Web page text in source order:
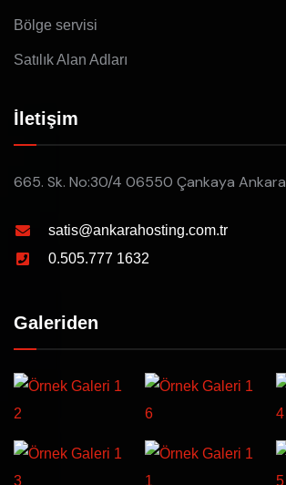
Bölge servisi
Satılık Alan Adları
İletişim
665. Sk. No:30/4 06550 Çankaya Ankara
satis@ankarahosting.com.tr
0.505.777 1632
Galeriden